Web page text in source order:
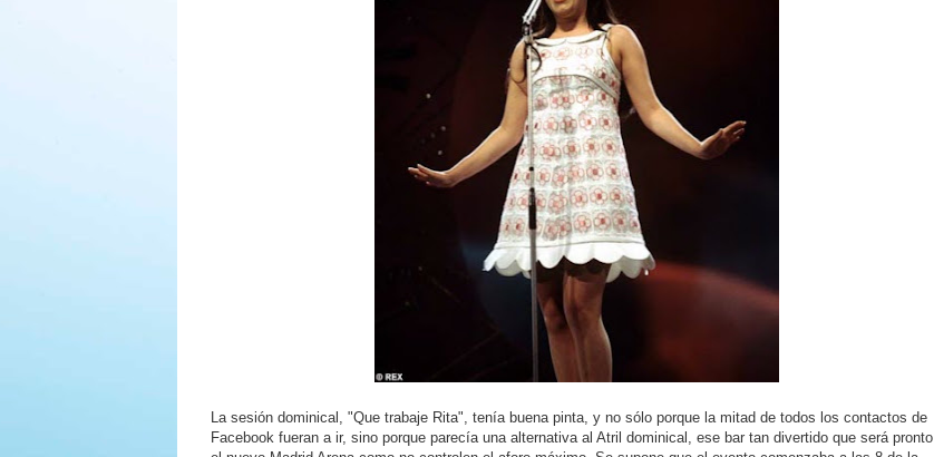
La sesión dominical, "Que trabaje Rita", tenía buena pinta, y no sólo porque la mitad de todos los contactos de
Facebook fueran a ir, sino porque parecía una alternativa al Atril dominical, ese bar tan divertido que será pronto